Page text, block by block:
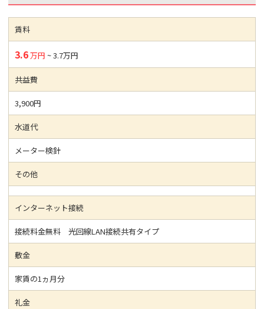
賃料
3.6万円 ~ 3.7万円
共益費
3,900円
水道代
メーター検針
その他
インターネット接続
接続料金無料 光回線LAN接続共有タイプ
敷金
家賃の1ヵ月分
礼金